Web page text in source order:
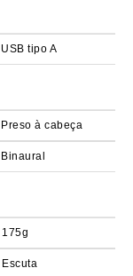
USB tipo A
Preso à cabeça
Binaural
175g
Escuta